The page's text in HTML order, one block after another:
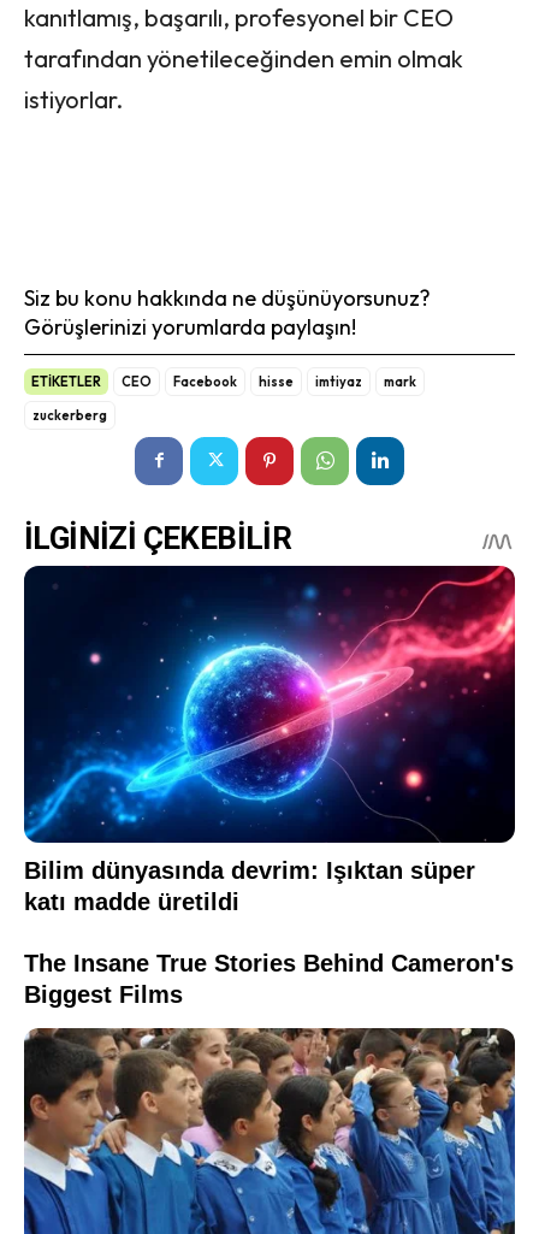
kanıtlamış, başarılı, profesyonel bir CEO
tarafından yönetileceğinden emin olmak
istiyorlar.
Siz bu konu hakkında ne düşünüyorsunuz?
Görüşlerinizi yorumlarda paylaşın!
ETİKETLER CEO Facebook hisse imtiyaz
mark
zuckerberg